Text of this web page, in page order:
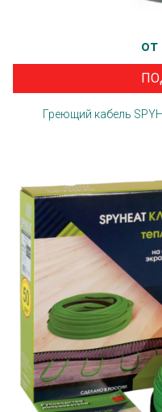
от
Греющий кабель